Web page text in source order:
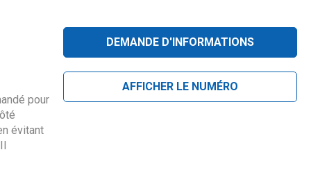
pour
évitant
DEMANDE D'INFORMATIONS
AFFICHER LE NUMÉRO